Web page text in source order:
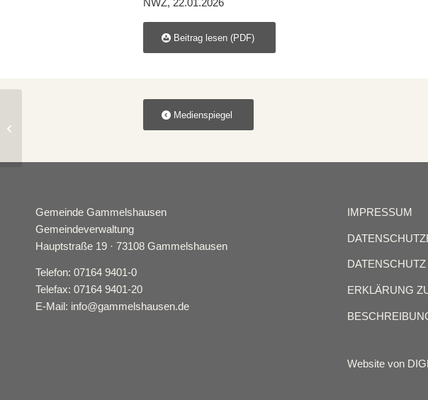
Beitrag lesen (PDF)
Medienspiegel
Gemeinde Gammelshausen
Gemeindeverwaltung
Hauptstraße 19 · 73108 Gammelshausen
Telefon: 07164 9401-0
Telefax: 07164 9401-20
E-Mail: info@gammelshausen.de
IMPRESSUM
ERKLÄRUNG
Website von
Stimmungsvolles Lichterfest vom